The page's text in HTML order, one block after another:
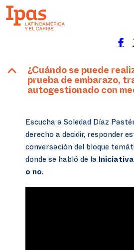
B ¿Cuándo se puede
prueba de embarazo,
autogestionado con
Escucha a Soledad Díaz
derecho a decidir, responder
conversación del bloque
donde se habló de la Iniciativa
o no.